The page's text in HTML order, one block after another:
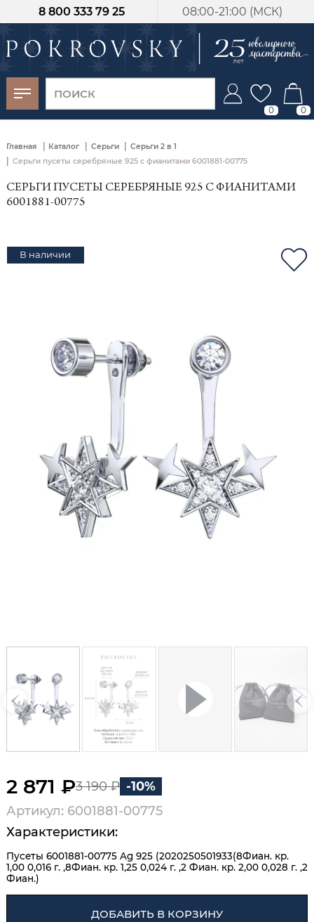
08:00-21:00 (МСК)
8 800 333 79 25
0 0
Главная | Каталог | Серьги | Серьги 2 в 1
| Серьги пусеты серебряные 925 с фианитами 6001881-00775
СЕРЬГИ ПУСЕТЫ СЕРЕБРЯНЫЕ 925 С ФИАНИТАМИ
6001881-00775
В наличии
2 871 ₽3 190 ₽ -10%
Артикул: 6001881-00775
Характеристики:
Пусеты 6001881-00775 Ag 925 (2020250501933(8Фиан. кр.
1,00 0,016 г. ,8Фиан. кр. 1,25 0,024 г. ,2 Фиан. кр. 2,00 0,028 г. ,2
Фиан.)
ДОБАВИТЬ В КОРЗИНУ
-30%
от 15 дней с
момента оплаты